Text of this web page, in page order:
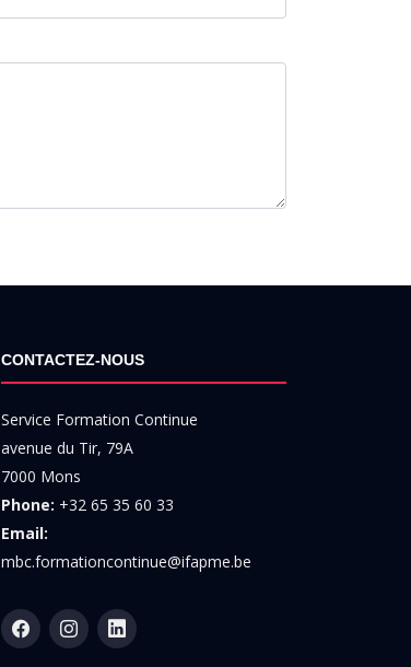
CONTACTEZ-NOUS
Service Formation Continue
avenue du Tir, 79A
7000 Mons
Phone: +32 65 35 60 33
Email:
mbc.formationcontinue@ifapme.be